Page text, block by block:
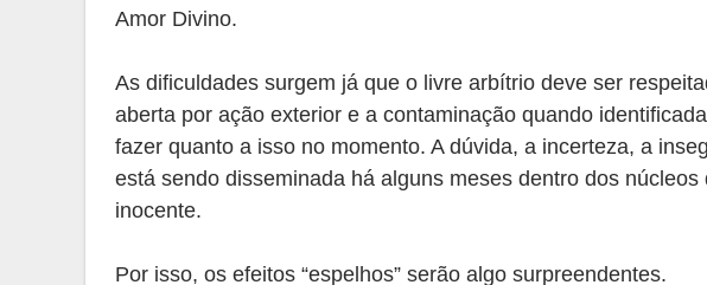
Amor Divino.
As dificuldades surgem já que o livre arbítrio deve ser
aberta por ação exterior e a contaminação quando
fazer quanto a isso no momento. A dúvida, a incerteza, a
está sendo disseminada há alguns meses dentro dos
inocente.
Por isso, os efeitos “espelhos” serão algo surpreendentes.